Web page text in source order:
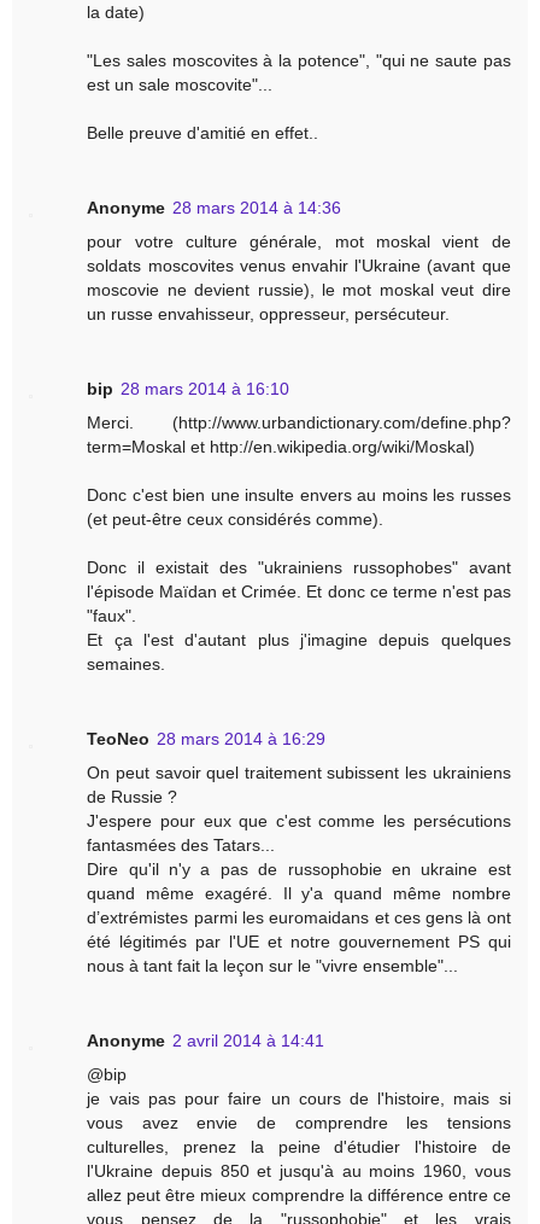
la date)
"Les sales moscovites à la potence", "qui ne saute pas
est un sale moscovite"...
Belle preuve d'amitié en effet..
Anonyme 28 mars 2014 à 14:36
pour votre culture générale, mot moskal vient de
soldats moscovites venus envahir l'Ukraine (avant que
moscovie ne devient russie), le mot moskal veut dire
un russe envahisseur, oppresseur, persécuteur.
bip 28 mars 2014 à 16:10
Merci. (http://www.urbandictionary.com/define.php?
term=Moskal et http://en.wikipedia.org/wiki/Moskal)
Donc c'est bien une insulte envers au moins les russes
(et peut-être ceux considérés comme).
Donc il existait des "ukrainiens russophobes" avant
l'épisode Maïdan et Crimée. Et donc ce terme n'est pas
"faux".
Et ça l'est d'autant plus j'imagine depuis quelques
semaines.
TeoNeo 28 mars 2014 à 16:29
On peut savoir quel traitement subissent les ukrainiens
de Russie ?
J'espere pour eux que c'est comme les persécutions
fantasmées des Tatars...
Dire qu'il n'y a pas de russophobie en ukraine est
quand même exagéré. Il y'a quand même nombre
d’extrémistes parmi les euromaidans et ces gens là ont
été légitimés par l'UE et notre gouvernement PS qui
nous à tant fait la leçon sur le "vivre ensemble"...
Anonyme 2 avril 2014 à 14:41
@bip
je vais pas pour faire un cours de l'histoire, mais si
vous avez envie de comprendre les tensions
culturelles, prenez la peine d'étudier l'histoire de
l'Ukraine depuis 850 et jusqu'à au moins 1960, vous
allez peut être mieux comprendre la différence entre ce
vous pensez de la "russophobie" et les vrais